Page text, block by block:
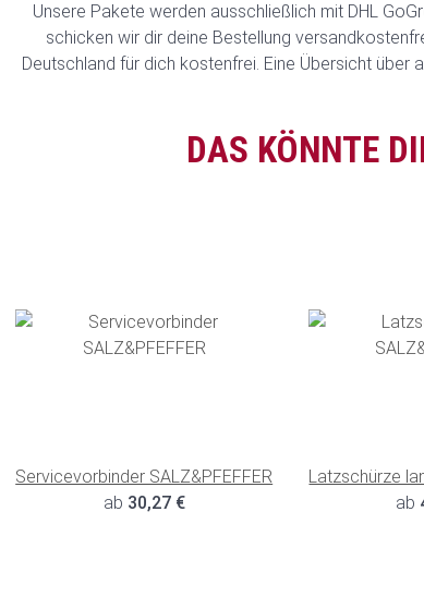
Unsere Pakete werden ausschließlich mit DHL
schicken wir dir deine Bestellung
Deutschland für dich kostenfrei. Eine Übersicht
DAS KÖNNTE
Servicevorbinder SALZ&PFEFFER
ab 30,27 €
Latzschürze
ab